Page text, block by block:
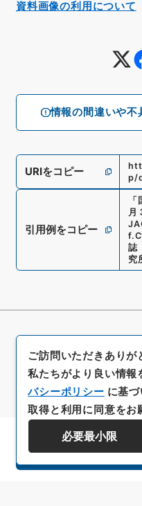
情報の間違いや不
URIをコピー
p/
引用例をコピー
「
月
f.
誌
究
資料画像の利用について
資料
ご訪問いただきありが
私たちがより良い情報
バシーポリシー に基
取得と利用に同意をお
必要最小限